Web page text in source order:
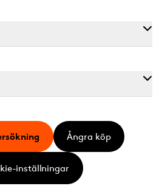
Ångra köp
inställningar